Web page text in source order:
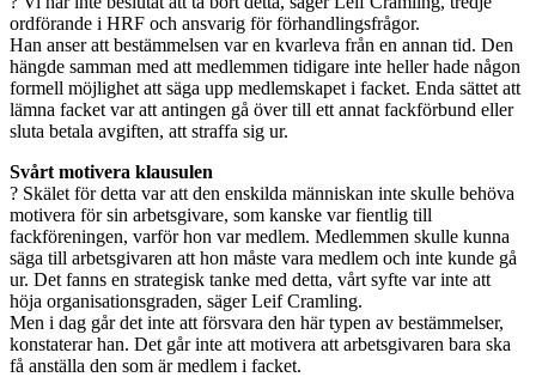
ordförande i HRF och ansvarig för förhandlingsfrågor.
Han anser att bestämmelsen var en kvarleva från en annan tid. Den
hängde samman med att medlemmen tidigare inte heller hade någon
formell möjlighet att säga upp medlemskapet i facket. Enda sättet att
lämna facket var att antingen gå över till ett annat fackförbund eller
sluta betala avgiften, att straffa sig ur.
Svårt motivera klausulen
? Skälet för detta var att den enskilda människan inte skulle behöva
motivera för sin arbetsgivare, som kanske var fientlig till
fackföreningen, varför hon var medlem. Medlemmen skulle kunna
säga till arbetsgivaren att hon måste vara medlem och inte kunde gå
ur. Det fanns en strategisk tanke med detta, vårt syfte var inte att
höja organisationsgraden, säger Leif Cramling.
Men i dag går det inte att försvara den här typen av bestämmelser,
konstaterar han. Det går inte att motivera att arbetsgivaren bara ska
få anställa den som är medlem i facket.